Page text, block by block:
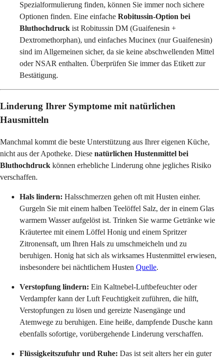
Spezialformulierung finden, können Sie immer noch sichere
Optionen finden. Eine einfache Robitussin-Option bei
Bluthochdruck ist Robitussin DM (Guaifenesin +
Dextromethorphan), und einfaches Mucinex (nur Guaifenesin)
sind im Allgemeinen sicher, da sie keine abschwellenden Mittel
oder NSAR enthalten. Überprüfen Sie immer das Etikett zur
Bestätigung.
Linderung Ihrer Symptome mit natürlichen
Hausmitteln
Manchmal kommt die beste Unterstützung aus Ihrer eigenen Küche,
nicht aus der Apotheke. Diese natürlichen Hustenmittel bei
Bluthochdruck können erhebliche Linderung ohne jegliches Risiko
verschaffen.
Hals lindern: Halsschmerzen gehen oft mit Husten einher.
Gurgeln Sie mit einem halben Teelöffel Salz, der in einem Glas
warmem Wasser aufgelöst ist. Trinken Sie warme Getränke wie
Kräutertee mit einem Löffel Honig und einem Spritzer
Zitronensaft, um Ihren Hals zu umschmeicheln und zu
beruhigen. Honig hat sich als wirksames Hustenmittel erwiesen,
insbesondere bei nächtlichem Husten Quelle.
Verstopfung lindern: Ein Kaltnebel-Luftbefeuchter oder
Verdampfer kann der Luft Feuchtigkeit zuführen, die hilft,
Verstopfungen zu lösen und gereizte Nasengänge und
Atemwege zu beruhigen. Eine heiße, dampfende Dusche kann
ebenfalls sofortige, vorübergehende Linderung verschaffen.
Flüssigkeitszufuhr und Ruhe: Das ist seit alters her ein guter